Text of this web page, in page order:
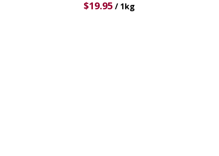
$19.95 / 1kg